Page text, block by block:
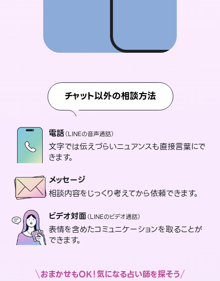
チャット以外の相談方法
電話（LINEの音声通話）
文字では伝えづらいニュアンスも直接言葉にで
きます。
メッセージ
相談内容をじっくり考えてから依頼できます。
ビデオ対面（LINEのビデオ通話）
表情を含めたコミュニケーションを取ることが
できます。
おまかせもOK！気になる占い師を探そう